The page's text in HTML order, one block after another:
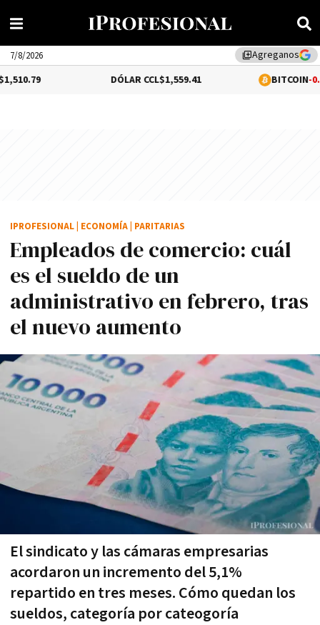
library_addAgreganos
7/8/2026
$1,559.41 -0.02%
Empleados de comercio: cuál
es el sueldo de un
administrativo en febrero, tras
el nuevo aumento
El sindicato y las cámaras empresarias
acordaron un incremento del 5,1%
repartido en tres meses. Cómo quedan los
sueldos, categoría por cateogoría
IPROFESIONAL ECONOMÍA PARITARIAS